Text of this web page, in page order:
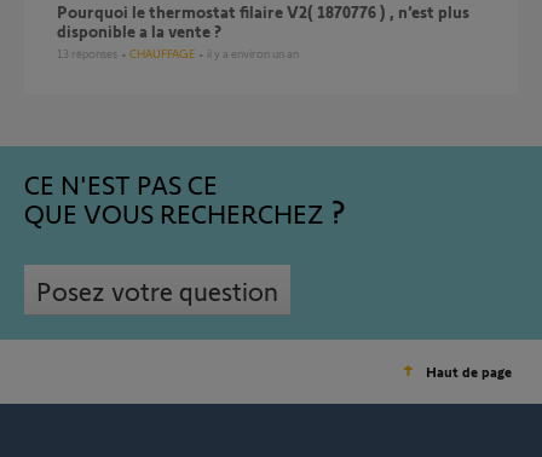
pourquoi le thermostat filaire V2( 1870776 ) , n’est plus
disponible a la vente ?
13 réponses CHAUFFAGE il y a environ un an
CE N'EST PAS CE
QUE VOUS RECHERCHEZ
Posez votre question
Haut de page